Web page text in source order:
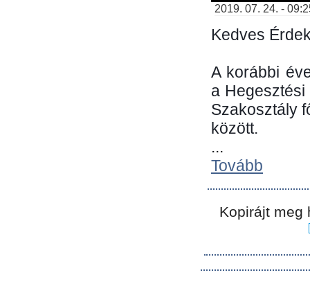
2019. 07. 24. -
Kedves
A korábbi
a
Szakosztály
között.
...
Tovább
Kopirájt meg